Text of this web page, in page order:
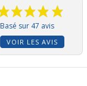
Basé sur 47 avis
VOIR LES AVIS